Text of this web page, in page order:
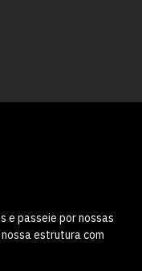
e passeie por nossas
estrutura com